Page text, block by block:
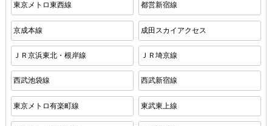
東京メトロ東西線 都営新宿線
京成本線 成田スカイアクセス
ＪＲ京浜東北・根岸線 ＪＲ埼京線
西武池袋線 西武新宿線
東京メトロ有楽町線 東武東上線